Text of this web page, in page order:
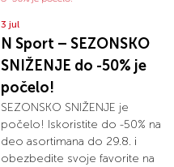
3 jul
N Sport – SEZONSKO
SNIŽENJE do -50% je
počelo!
SEZONSKO SNIŽENJE je
počelo! Iskoristite do -50% na
deo asortimana do 29.8. i
obezbedite svoje favorite na